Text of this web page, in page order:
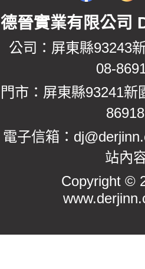
德晉實業有限公
公司：屏東縣93243
08-
門市：屏東縣93241
電子信箱：
站內
Copyright ©